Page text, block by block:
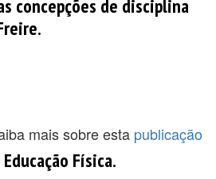
concepções de disciplina
mais sobre esta publicação
Física.